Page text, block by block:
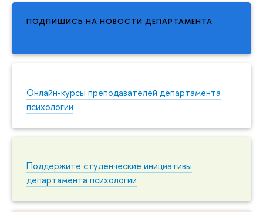
ПОДПИШИСЬ НА НОВОСТИ ДЕПАРТАМЕНТА
Онлайн-курсы преподавателей департамента
психологии
Поддержите студенческие инициативы
департамента психологии